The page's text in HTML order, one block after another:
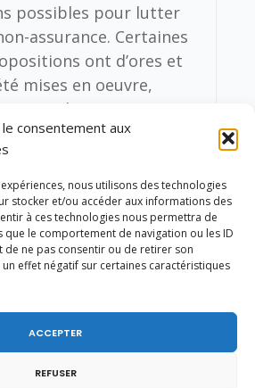
consentement aux
nous utilisons des technologies
stocker et/ou accéder aux informations des
à ces technologies nous permettra de
le comportement de navigation ou les ID
de ne pas consentir ou de retirer son
effet négatif sur certaines caractéristiques
ACCEPTER
REFUSER
possibles pour lutter
assurance. Certaines
ont d’ores et
mises en oeuvre,
des actions
des conducteurs et
au permis de
soulignant le caractère
de l’assurance en
civile automobile.
le projet de
d’un répertoire des
publics. Après une
d’échanges avec les
acteurs publics et privés